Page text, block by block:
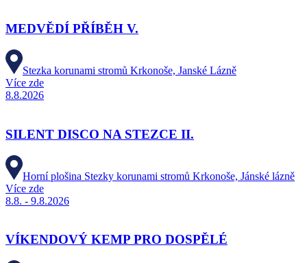
MEDVĚDÍ PŘÍBĚH V.
Stezka korunami stromů Krkonoše, Janské Lázně
Více zde
8.8.2026
SILENT DISCO NA STEZCE II.
Horní plošina Stezky korunami stromů Krkonoše, Jánské lázně
Více zde
8.8. - 9.8.2026
VÍKENDOVÝ KEMP PRO DOSPĚLÉ